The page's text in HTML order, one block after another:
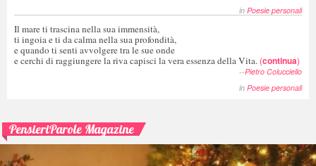
in Poesie personali
Il mare ti trascina nella sua immensità,
ti ingoia e ti da calma nella sua profondità,
e quando ti senti avvolgere tra le sue onde
e cerchi di raggiungere la riva capisci la vera essenza della Vita. (continua)
--Pietro Colucciello
in Poesie personali
PensieriParole Magazine